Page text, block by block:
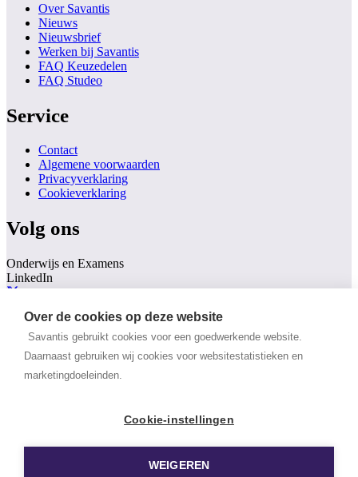
Over de cookies op deze website
Savantis gebruikt cookies voor een goedwerkende website.
Daarnaast gebruiken wij cookies voor websitestatistieken en
marketingdoeleinden.
Cookie-instellingen
WEIGEREN
Over Savantis
Nieuws
Nieuwsbrief
Werken bij Savantis
FAQ Keuzedelen
FAQ Studeo
Service
Contact
Algemene voorwaarden
Privacyverklaring
Cookieverklaring
Volg ons
Onderwijs en Examens
LinkedIn
Instagram
Facebook
YouTube
Trainingen & Opleidingen
LinkedIn
YouTube